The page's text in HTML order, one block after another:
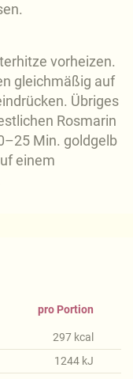
vorheizen.
gleichmäßig auf
Übriges
Rosmarin
Min. goldgelb
einem
pro Portion
297 kcal
1244 kJ